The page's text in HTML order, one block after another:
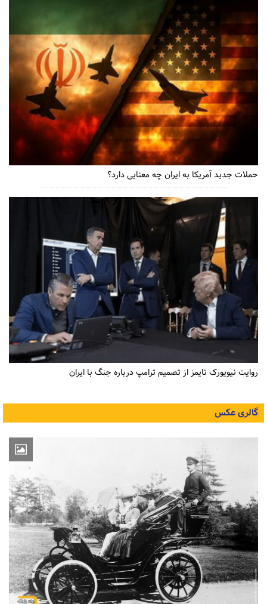
حملات جدید آمریکا به ایران چه معنایی دارد؟
روایت نیویورک تایمز از تصمیم ترامپ درباره جنگ با ایران
گالری عکس